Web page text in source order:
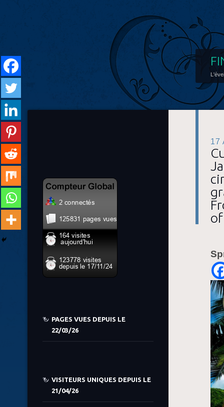
17
PAGES VUES DEPUIS LE
22/03/26
VISITEURS UNIQUES DEPUIS LE
21/04/26